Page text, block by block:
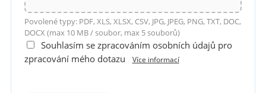
Povolené typy: PDF, XLS, XLSX, CSV, JPG, JPEG, PNG, TXT, DOC,
DOCX (max 10 MB / soubor, max 5 souborů)
Souhlasím se zpracováním osobních údajů pro
zpracování mého dotazu
Více informací